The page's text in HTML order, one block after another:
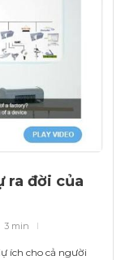
ra đời của
3 min
ích cho cả người